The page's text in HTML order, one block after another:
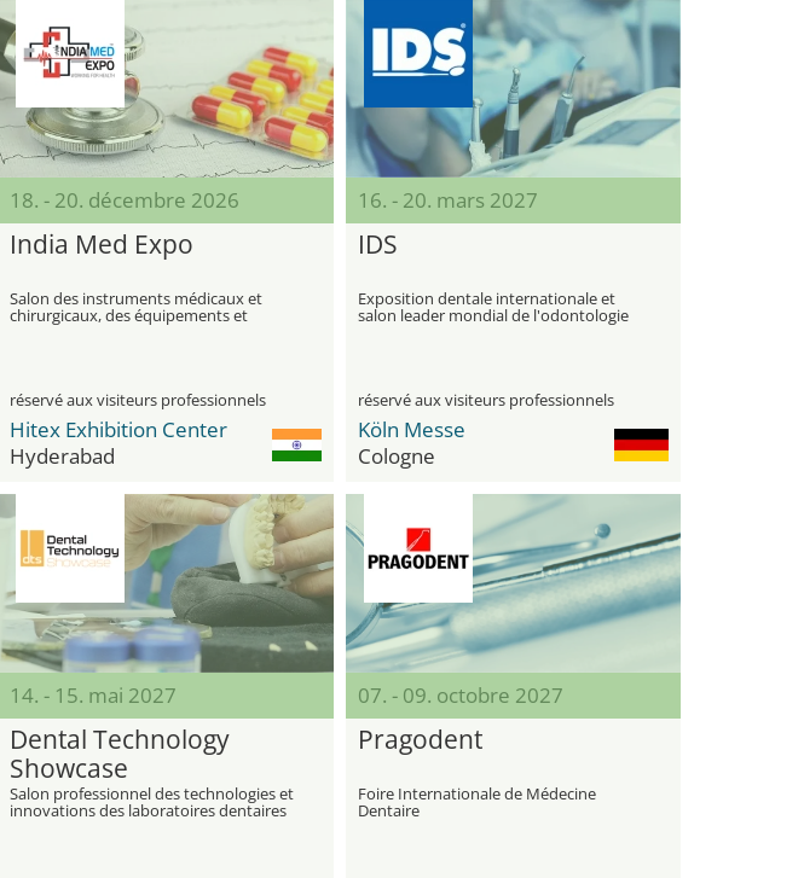
18. - 20. décembre 2026
India Med Expo
Salon des instruments médicaux et
chirurgicaux, des équipements et
consommables hospitaliers
réservé aux visiteurs professionnels
Hitex Exhibition Center
Hyderabad
16. - 20. mars 2027
IDS
Exposition dentale internationale et
salon leader mondial de l'odontologie
réservé aux visiteurs professionnels
Köln Messe
Cologne
14. - 15. mai 2027
Dental Technology
Showcase
Salon professionnel des technologies et
innovations des laboratoires dentaires
07. - 09. octobre 2027
Pragodent
Foire Internationale de Médecine
Dentaire